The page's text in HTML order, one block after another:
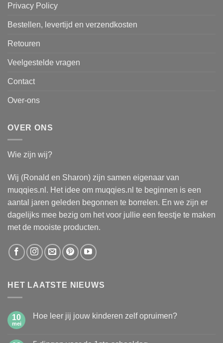
Privacy Policy
Bestellen, levertijd en verzendkosten
Retouren
Veelgestelde vragen
Contact
Over-ons
OVER ONS
Wie zijn wij?
Wij (Ronald en Sharon) zijn samen eigenaar van
muqqies.nl. Het idee om muqqies.nl te beginnen is een
aantal jaren geleden begonnen te borrelen. En we zijn er
dagelijks mee bezig om het voor jullie een feestje te maken
met de mooiste producten.
HET LAATSTE NIEUWS
10
mei
Hoe leer jij jouw kinderen zelf opruimen?